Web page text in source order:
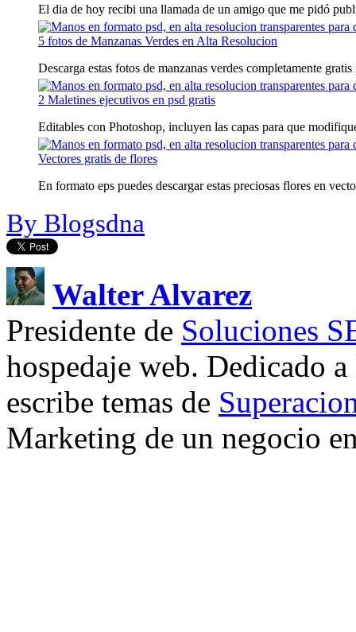
El dia de hoy recibi una llamada de un amigo que me pidó
5 fotos de Manzanas Verdes en Alta Resolucion
Descarga estas fotos de manzanas verdes completamente
2 Maletines ejecutivos en psd gratis
Editables con Photoshop, incluyen las capas para que
Vectores gratis de flores
En formato eps puedes descargar estas preciosas flores en
By Blogsdna
Walter Alvarez
Presidente de Soluciones
hospedaje web. Dedicado
escribe temas de
Marketing de un negocio